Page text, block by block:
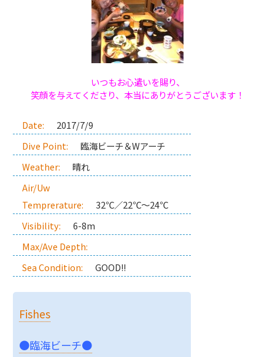
いつもお心遣いを賜り、
笑顔を与えてくださり、本当にありがとうございます！
Date:
2017/7/9
Dive Point:
臨海ビーチ＆Wアーチ
Weather:
晴れ
Air/Uw
Temprerature:
32℃／22℃～24℃
Visibility:
6-8m
Max/Ave Depth:
Sea Condition:
GOOD!!
Fishes
●臨海ビーチ●